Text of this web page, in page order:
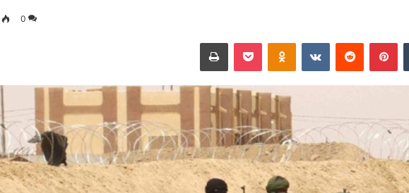
0
بينتيريست Odnoklassniki
‫Pocket طباعة